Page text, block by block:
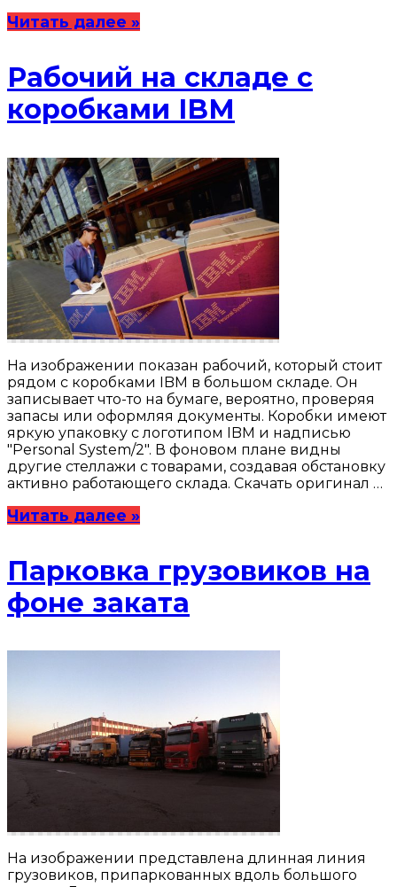
Читать далее »
Рабочий на складе с
коробками IBM
На изображении показан рабочий, который стоит
рядом с коробками IBM в большом складе. Он
записывает что-то на бумаге, вероятно, проверяя
запасы или оформляя документы. Коробки имеют
яркую упаковку с логотипом IBM и надписью
"Personal System/2". В фоновом плане видны
другие стеллажи с товарами, создавая обстановку
активно работающего склада. Скачать оригинал …
Читать далее »
Парковка грузовиков на
фоне заката
На изображении представлена длинная линия
грузовиков, припаркованных вдоль большого